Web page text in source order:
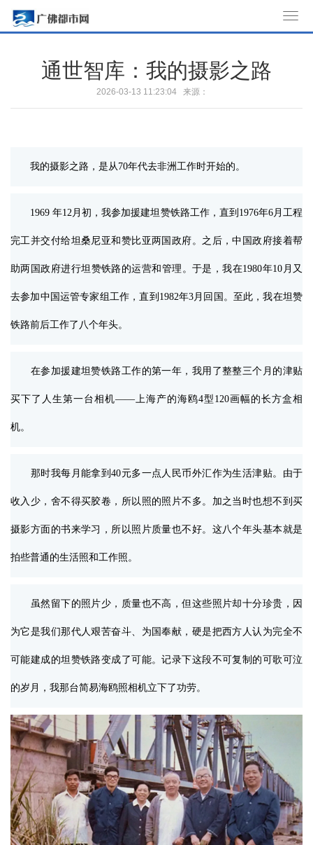
o
e
a
i
o
通世智库：我的摄影之路
2026-03-13 11:23:04 来源：
我的摄影之路，是从70年代去非洲工作时开始的。
1969 年12月初，我参加援建坦赞铁路工作，直到1976年6月工程
完工并交付给坦桑尼亚和赞比亚两国政府。之后，中国政府接着帮
助两国政府进行坦赞铁路的运营和管理。于是，我在1980年10月又
去参加中国运管专家组工作，直到1982年3月回国。至此，我在坦赞
铁路前后工作了八个年头。
在参加援建坦赞铁路工作的第一年，我用了整整三个月的津贴
买下了人生第一台相机——上海产的海鸥4型120画幅的长方盒相
机。
那时我每月能拿到40元多一点人民币外汇作为生活津贴。由于
收入少，舍不得买胶卷，所以照的照片不多。加之当时也想不到买
摄影方面的书来学习，所以照片质量也不好。这八个年头基本就是
拍些普通的生活照和工作照。
虽然留下的照片少，质量也不高，但这些照片却十分珍贵，因
为它是我们那代人艰苦奋斗、为国奉献，硬是把西方人认为完全不
可能建成的坦赞铁路变成了可能。记录下这段不可复制的可歌可泣
的岁月，我那台简易海鸥照相机立下了功劳。